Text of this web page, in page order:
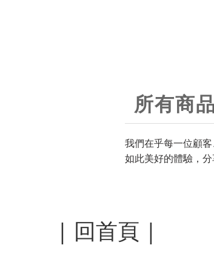
所有商
我們在乎每一位顧
如此美好的體驗， 分
| 回首頁 |